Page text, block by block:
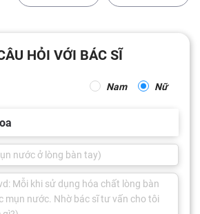
HỎI VỚI BÁC SĨ
Nam Nữ